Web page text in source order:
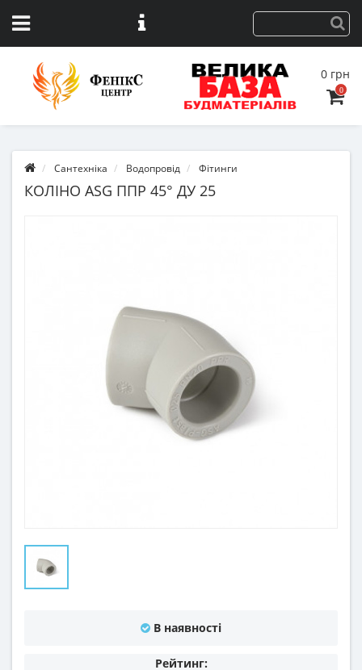
0 грн
0
Сантехніка Водопровід Фітинги
КОЛІНО ASG ППР 45° ДУ 25
В наявності
Рейтинг: